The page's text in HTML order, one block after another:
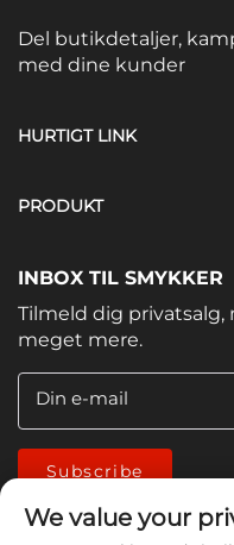
Del butikdetaljer,
med dine kunder
HURTIGT LINK
PRODUKT
INBOX TIL SMYKKER
Tilmeld dig privatsalg,
meget mere.
Din e-mail
Subscribe
We value your